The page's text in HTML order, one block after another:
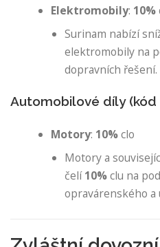
Elektromobily: 10%
Surinam nabízí
elektromobily na
dopravních řešení.
Automobilové díly (kód
Motory: 10%clo
Motory a
čelí10%clu na
opravárenského